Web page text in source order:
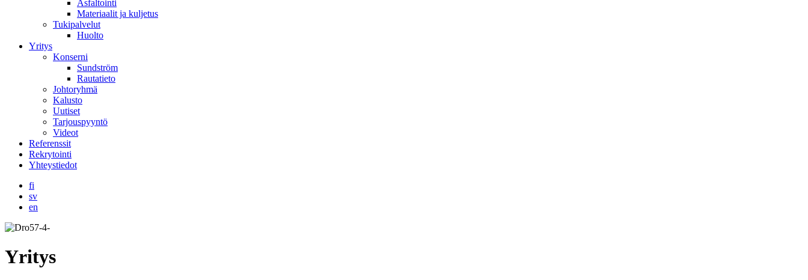
Asfaltointi
Materiaalit ja kuljetus
Tukipalvelut
Huolto
Yritys
Konserni
Sundström
Rautatieto
Johtoryhmä
Kalusto
Uutiset
Tarjouspyyntö
Videot
Referenssit
Rekrytointi
Yhteystiedot
fi
sv
en
Yritys